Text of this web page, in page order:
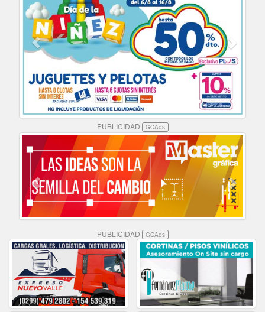
PUBLICIDAD GCAds
PUBLICIDAD GCAds